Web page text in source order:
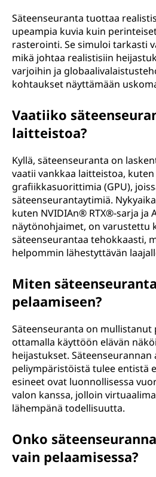
Säteenseuranta tuottaa
upeampia kuvia kuin
rasterointi. Se simuloi tarkasti
mikä johtaa realistisiin
varjoihin ja
kohtaukset näyttämään
Vaatiiko
laitteistoa?
Kyllä, säteenseuranta on
vaatii vankkaa laitteistoa,
grafiikkasuorittimia (GPU),
säteenseurantaytimiä.
kuten NVIDIAn® RTX®-sarja ja
näytönohjaimet, on varustettu
säteenseurantaa tehokkaasti,
helpommin lähestyttävän
Miten
pelaamiseen?
Säteenseuranta on mullistanut
ottamalla käyttöön elävän
heijastukset. Säteenseurannan
peliympäristöistä tulee entistä
esineet ovat luonnollisessa
valon kanssa, jolloin
lähempänä todellisuutta.
Onko
vain pelaamisessa?